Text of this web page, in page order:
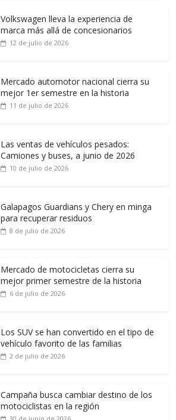
Volkswagen lleva la experiencia de
marca más allá de concesionarios
12 de julio de 2026
Mercado automotor nacional cierra su
mejor 1er semestre en la historia
11 de julio de 2026
Las ventas de vehículos pesados:
Camiones y buses, a junio de 2026
10 de julio de 2026
Galapagos Guardians y Chery en minga
para recuperar residuos
8 de julio de 2026
Mercado de motocicletas cierra su
mejor primer semestre de la historia
6 de julio de 2026
Los SUV se han convertido en el tipo de
vehículo favorito de las familias
2 de julio de 2026
Campaña busca cambiar destino de los
motociclistas en la región